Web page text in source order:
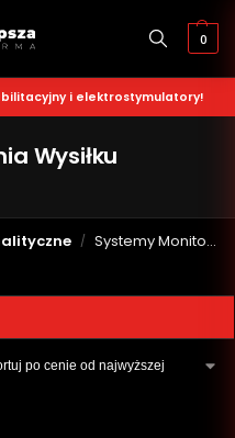
0
i elektrostymulatory!
Wysiłku
/ Systemy Monitorowania Wysiłku